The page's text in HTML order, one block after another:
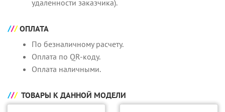
удаленности заказчика).
ОПЛАТА
По безналичному расчету.
Оплата по QR-коду.
Оплата наличными.
ТОВАРЫ К ДАННОЙ МОДЕЛИ